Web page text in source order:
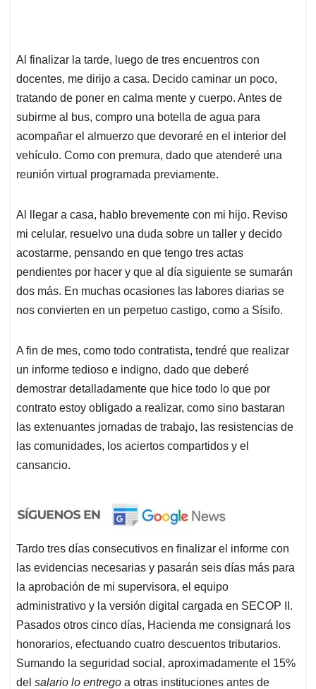
Al finalizar la tarde, luego de tres encuentros con
docentes, me dirijo a casa. Decido caminar un poco,
tratando de poner en calma mente y cuerpo. Antes de
subirme al bus, compro una botella de agua para
acompañar el almuerzo que devoraré en el interior del
vehículo. Como con premura, dado que atenderé una
reunión virtual programada previamente.
Al llegar a casa, hablo brevemente con mi hijo. Reviso
mi celular, resuelvo una duda sobre un taller y decido
acostarme, pensando en que tengo tres actas
pendientes por hacer y que al día siguiente se sumarán
dos más. En muchas ocasiones las labores diarias se
nos convierten en un perpetuo castigo, como a Sísifo.
A fin de mes, como todo contratista, tendré que realizar
un informe tedioso e indigno, dado que deberé
demostrar detalladamente que hice todo lo que por
contrato estoy obligado a realizar, como sino bastaran
las extenuantes jornadas de trabajo, las resistencias de
las comunidades, los aciertos compartidos y el
cansancio.
Tardo tres días consecutivos en finalizar el informe con
las evidencias necesarias y pasarán seis días más para
la aprobación de mi supervisora, el equipo
administrativo y la versión digital cargada en SECOP II.
Pasados otros cinco días, Hacienda me consignará los
honorarios, efectuando cuatro descuentos tributarios.
Sumando la seguridad social, aproximadamente el 15%
del salario lo entrego a otras instituciones antes de